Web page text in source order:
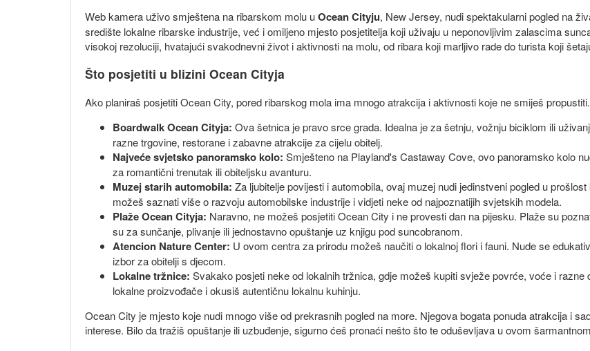
Web kamera uživo smještena na ribarskom molu uOcean Cityju, New Jersey, nudi spektakularni pogled na
središte lokalne ribarske industrije, već i omiljeno mjesto posjetitelja koji uživaju u neponovljivim zalascima
visokoj rezoluciji, hvatajući svakodnevni život i aktivnosti na molu, od ribara koji marljivo rade do turista koji
Što posjetiti u blizini Ocean Cityja
Ako planiraš posjetiti Ocean City, pored ribarskog mola ima mnogo atrakcija i aktivnosti koje ne smiješ
Boardwalk Ocean Cityja: Ova šetnica je pravo srce grada. Idealna je za šetnju, vožnju biciklom ili
razne trgovine, restorane i zabavne atrakcije za cijelu obitelj.
Najveće svjetsko panoramsko kolo: Smješteno na Playland's Castaway Cove, ovo panoramsko kolo
za romantični trenutak ili obiteljsku avanturu.
Muzej starih automobila: Za ljubitelje povijesti i automobila, ovaj muzej nudi jedinstveni pogled u
možeš saznati više o razvoju automobilske industrije i vidjeti neke od najpoznatijih svjetskih modela.
Plaže Ocean Cityja: Naravno, ne možeš posjetiti Ocean City i ne provesti dan na pijesku. Plaže su
su za sunčanje, plivanje ili jednostavno opuštanje uz knjigu pod suncobranom.
Atencion Nature Center: U ovom centra za prirodu možeš naučiti o lokalnoj flori i fauni. Nude se
izbor za obitelji s djecom.
Lokalne tržnice: Svakako posjeti neke od lokalnih tržnica, gdje možeš kupiti svježe povrće, voće i
lokalne proizvođače i okusiš autentičnu lokalnu kuhinju.
Ocean City je mjesto koje nudi mnogo više od prekrasnih pogled na more. Njegova bogata ponuda atrakcija i
interese. Bilo da tražiš opuštanje ili uzbuđenje, sigurno ćeš pronaći nešto što te oduševljava u ovom